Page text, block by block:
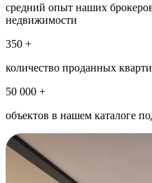
средний опыт наших
недвижимости
350 +
количество проданных
50 000 +
объектов в нашем каталоге